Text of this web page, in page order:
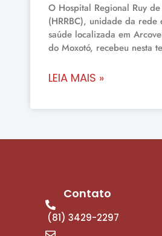
O Hospital Regional Ruy
(HRRBC), unidade da rede
saúde localizada em
do Moxotó, recebeu nesta
LEIA MAIS »
Contato
(81) 3429-2297